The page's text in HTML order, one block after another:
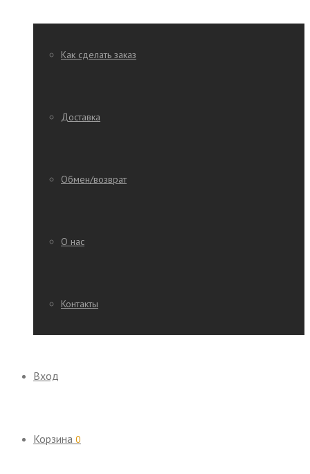
Как сделать заказ
Доставка
Обмен/возврат
О нас
Контакты
Вход
Корзина 0